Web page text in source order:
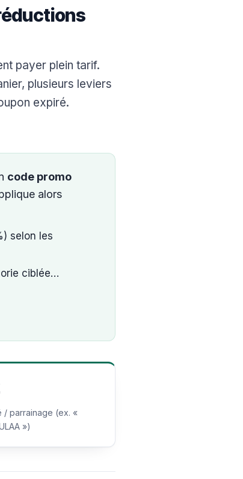
payer plein tarif.
plusieurs leviers
expiré.
code promo
alors
selon les
ciblée…
/ parrainage (ex. «
»)